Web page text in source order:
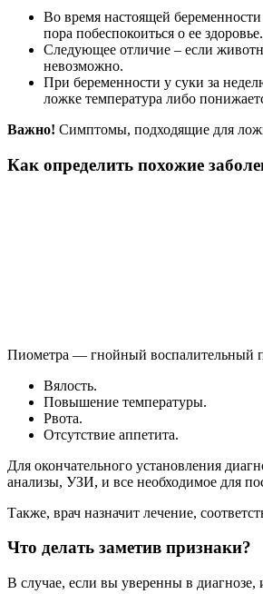
Во время настоящей беременности
пора побеспокоиться о ее здоровье.
Следующее отличие – если
невозможно.
При беременности у суки за
ложке температура либо
Важно! Симптомы, подходящие для
Как определить похожие
Пиометра — гнойный воспалительный
Вялость.
Повышение температуры.
Рвота.
Отсутствие аппетита.
Для окончательного установления
анализы, УЗИ, и все необходимое для
Также, врач назначит лечение,
Что делать заметив признаки?
В случае, если вы уверенны в диагнозе,